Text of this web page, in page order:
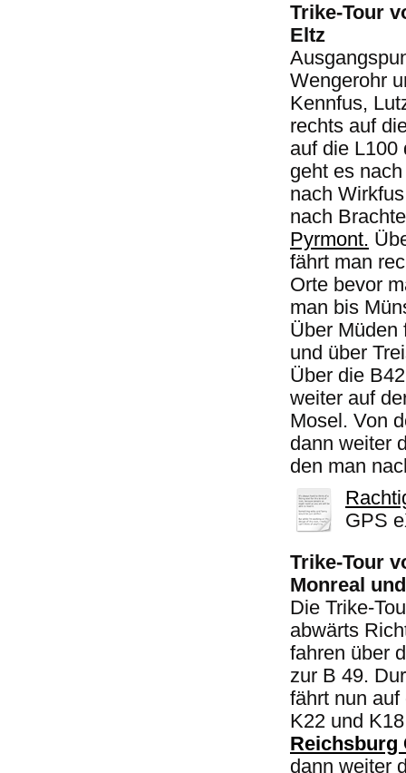
Trike-Tour
Eltz
Wengerohr
Kennfus,
rechts auf
auf die L100
geht es
nach
nach
Pyrmont.
fährt man
Orte bevor
man bis
Über Müden
und über
Über die
weiter auf
Mosel. Von
dann weiter
den man
GPS
Trike-Tour
Monreal
Die Trike-
abwärts
fahren über
zur B 49.
fährt nun
K22 und
Reichsburg
dann weiter